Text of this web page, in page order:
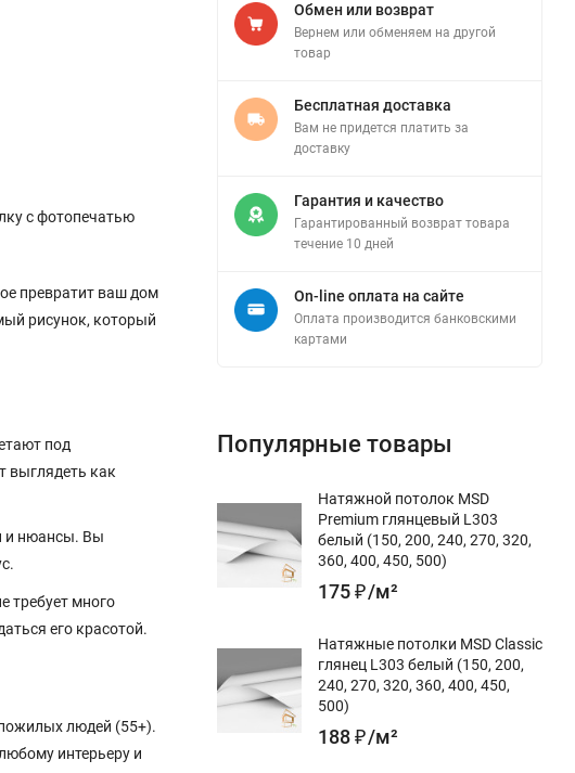
с фотопечатью
превратит ваш дом
рисунок, который
под
выглядеть как
и нюансы. Вы
требует много
его красотой.
людей (55+).
интерьеру и
Обмен или возврат
Вернем или обменяем на другой
товар
Бесплатная доставка
Вам не придется платить за
доставку
Гарантия и качество
Гарантированный возврат товара
течение 10 дней
On-line оплата на сайте
Оплата производится банковскими
картами
Популярные товары
Натяжной потолок MSD
Premium глянцевый L303
белый (150, 200, 240, 270, 320,
360, 400, 450, 500)
175₽/м²
Натяжные потолки MSD Classic
глянец L303 белый (150, 200,
240, 270, 320, 360, 400, 450,
500)
188₽/м²